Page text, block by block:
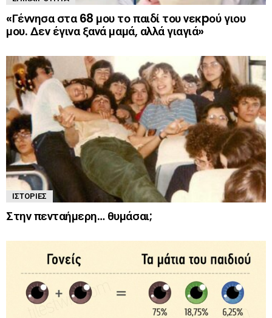
«Γέννησα στα 68 μου το παιδί του νεκpού γιου
μου. Δεν έγινα ξανά μαμά, αλλά γιαγιά»
ΙΣΤΟΡΊΕΣ
Στην πενταήμερη… θυμάσαι;